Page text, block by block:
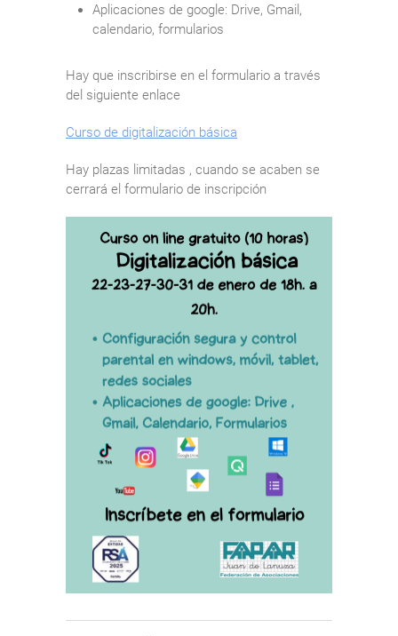
Aplicaciones de google: Drive, Gmail,
calendario, formularios
Hay que inscribirse en el formulario a través
del siguiente enlace
Curso de digitalización básica
Hay plazas limitadas , cuando se acaben se
cerrará el formulario de inscripción